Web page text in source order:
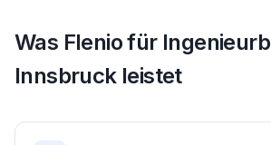
Was Flenio für
Innsbruck leistet